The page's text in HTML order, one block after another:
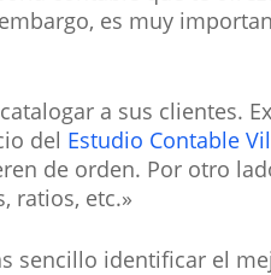
es muy
a sus clientes.
del Estudio Contable
de orden. Por otro
ratios, etc.»
sencillo identificar el